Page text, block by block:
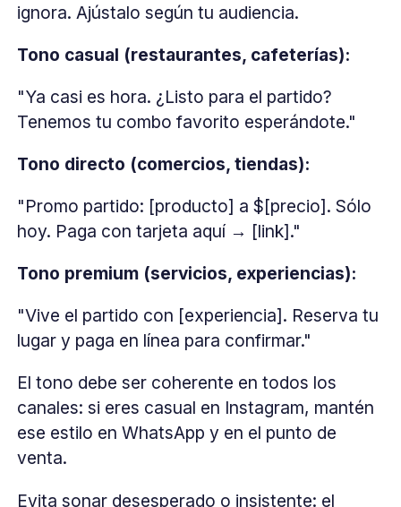
ignora. Ajústalo según tu audiencia.
Tono casual (restaurantes, cafeterías):
"Ya casi es hora. ¿Listo para el partido?
Tenemos tu combo favorito esperándote."
Tono directo (comercios, tiendas):
"Promo partido: [producto] a $[precio]. Sólo
hoy. Paga con tarjeta aquí → [link]."
Tono premium (servicios, experiencias):
"Vive el partido con [experiencia]. Reserva tu
lugar y paga en línea para confirmar."
El tono debe ser coherente en todos los
canales: si eres casual en Instagram, mantén
ese estilo en WhatsApp y en el punto de
venta.
Evita sonar desesperado o insistente: el